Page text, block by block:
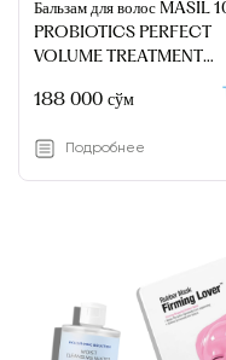
Бальзам для волос MASIL
PROBIOTICS PERFECT
VOLUME TREATMENT
188 000 сўм
Подробнее